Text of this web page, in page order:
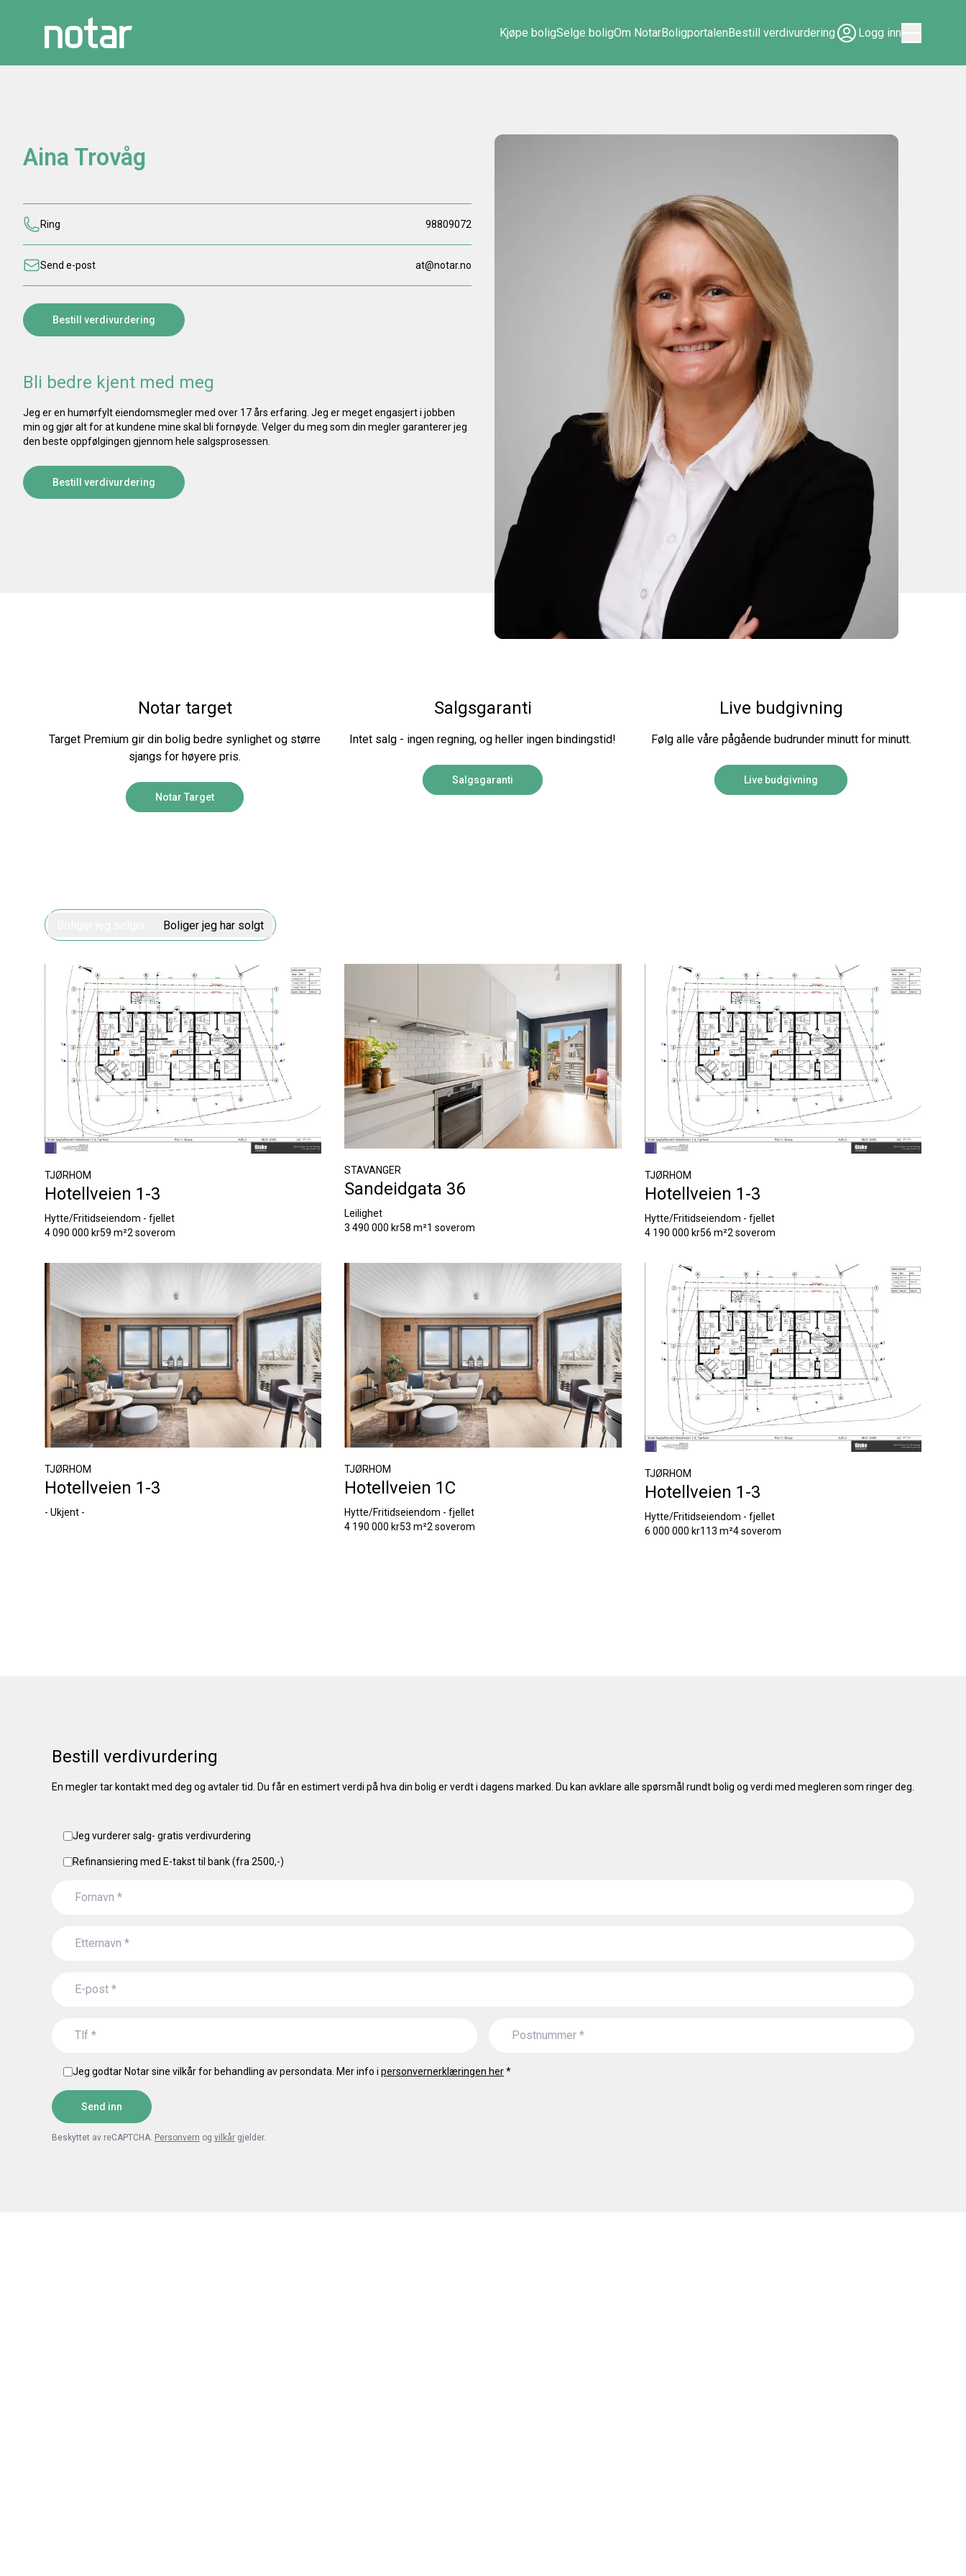
Kjøpe boligSelge boligOm NotarBoligportalenBestill verdivurdering Logg inn
Aina Trovåg
Ring 98809072
Send e-post at@notar.no
Bestill verdivurdering
Bli bedre kjent med meg
Jeg er en humørfylt eiendomsmegler med over 17 års erfaring. Jeg er meget engasjert i jobben
min og gjør alt for at kundene mine skal bli fornøyde. Velger du meg som din megler garanterer jeg
den beste oppfølgingen gjennom hele salgsprosessen.
Bestill verdivurdering
Notar target
Target Premium gir din bolig bedre synlighet og større
sjangs for høyere pris.
Notar Target
Salgsgaranti
Intet salg - ingen regning, og heller ingen bindingstid!
Salgsgaranti
Live budgivning
Følg alle våre pågående budrunder minutt for minutt.
Live budgivning
Boliger jeg har solgt
TJØRHOM
Hotellveien 1-3
Hytte/Fritidseiendom - fjellet
4 090 000 kr59 m²2 soverom
STAVANGER
Sandeidgata 36
Leilighet
3 490 000 kr58 m²1 soverom
TJØRHOM
Hotellveien 1-3
Hytte/Fritidseiendom - fjellet
4 190 000 kr56 m²2 soverom
TJØRHOM
Hotellveien 1-3
- Ukjent -
TJØRHOM
Hotellveien 1C
Hytte/Fritidseiendom - fjellet
4 190 000 kr53 m²2 soverom
TJØRHOM
Hotellveien 1-3
Hytte/Fritidseiendom - fjellet
6 000 000 kr113 m²4 soverom
Bestill verdivurdering
En megler tar kontakt med deg og avtaler tid. Du får en estimert verdi på hva din bolig er verdt i dagens marked. Du kan avklare alle spørsmål rundt bolig og verdi med megleren som ringer deg.
Jeg vurderer salg- gratis verdivurdering
Refinansiering med E-takst til bank (fra 2500,-)
Jeg godtar Notar sine vilkår for behandling av persondata. Mer info i personvernerklæringen her*
Send inn
Beskyttet av reCAPTCHA. Personvern og vilkår gjelder.